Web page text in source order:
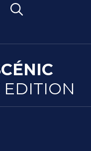
EDITION